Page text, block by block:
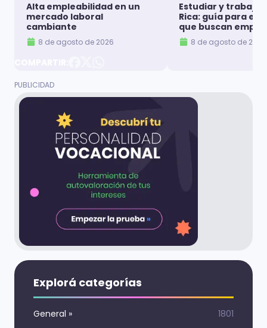
Alta empleabilidad en un
mercado laboral
cambiante
8 de agosto de 2026
Estudiar y trabajar
Rica: guía para
que buscan
8 de agosto de 2026
Explorá categorías
General » 1801